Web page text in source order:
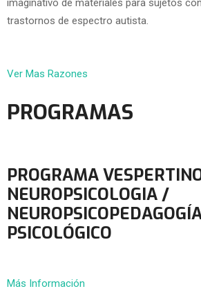
imaginativo de materiales para sujetos
trastornos de espectro autista.
Ver Mas Razones
PROGRAMAS
PROGRAMA
NEUROPSICOLOGIA /
PSICOLÓGICO
Más Información